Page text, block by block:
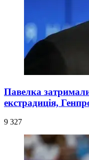
Павелка
екстрадиція,
9 327